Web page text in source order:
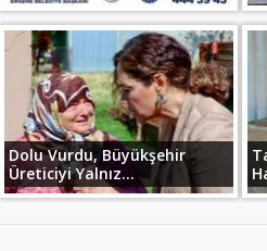
Dolu Vurdu, Büyükşehir
Üreticiyi Yalnız...